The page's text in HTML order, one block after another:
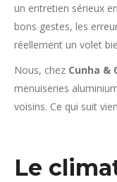
un entretien sérieux
bons gestes, les
réellement un volet
Nous, chez Cunha &
menuiseries
voisins. Ce qui suit
Le